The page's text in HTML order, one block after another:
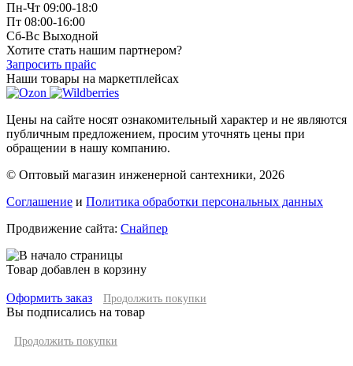
Пн-Чт 09:00-18:0
Пт 08:00-16:00
Сб-Вс Выходной
Хотите стать нашим партнером?
Запросить прайс
Наши товары на маркетплейсах
Цены на сайте носят ознакомительный характер и не являются
публичным предложением, просим уточнять цены при
обращении в нашу компанию.
© Оптовый магазин инженерной сантехники, 2026
Соглашение и Политика обработки персональных данных
Продвижение сайта: Снайпер
Товар добавлен в корзину
Оформить заказ Продолжить покупки
Вы подписались на товар
Продолжить покупки